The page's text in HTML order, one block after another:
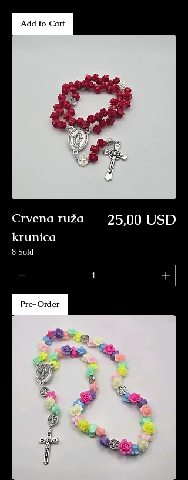
Add to Cart
Crvena ruža
krunica
Price
25,00 USD
8 Sold
Pre-Order